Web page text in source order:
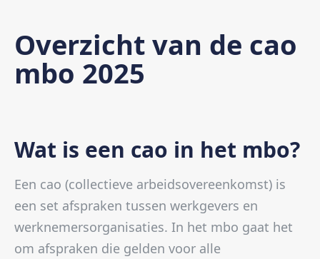
Overzicht van de cao
mbo 2025
Wat is een cao in het mbo?
Een cao (collectieve arbeidsovereenkomst) is
een set afspraken tussen werkgevers en
werknemersorganisaties. In het mbo gaat het
om afspraken die gelden voor alle